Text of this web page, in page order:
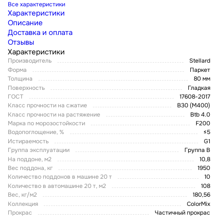
Все характеристики
Характеристики
Описание
Доставка и оплата
Отзывы
Характеристики
Производитель
Stellard
Форма
Паркет
Толщина
80 мм
Поверхность
Гладкая
ГОСТ
17608-2017
Класс прочности на сжатие
В30 (М400)
Класс прочности на растяжение
Btb 4.0
Марка по морозостойкости
F200
Водопоглощение, %
≤5
Истираемость
G1
Группа эксплуатации
Группа В
На поддоне, м2
10,8
Вес поддона, кг
1950
Количество поддонов в машине 20 т
10
Количество в автомашине 20 т, м2
108
Вес, кг/м2
180,56
Коллекция
ColorMix
Прокрас
Частичный прокрас